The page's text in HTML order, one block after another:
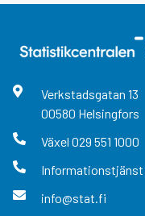
Verkstadsgatan 13
00580 Helsingfors
Växel 029 551 1000
Informationstjänst
info@stat.fi